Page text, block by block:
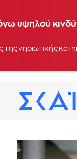
υψηλού
της νησιωτικής